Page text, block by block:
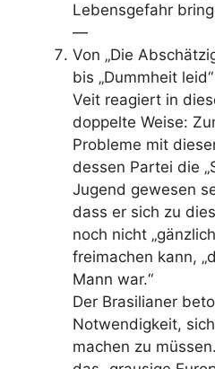
Lebensgefahr
—
Von „Die
bis „Dummheit leid“
Veit reagiert in
doppelte Weise:
Probleme mit
dessen Partei die
Jugend gewesen
dass er sich zu
noch nicht
freimachen kann,
Mann war.“
Der Brasilianer
Notwendigkeit,
machen zu